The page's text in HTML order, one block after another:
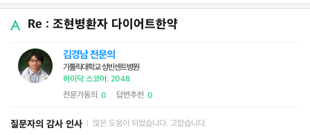
Re : 조현병환자 다이어트한약
김경남 전문의
가톨릭대학교 성빈센트병원
하이닥 스코어: 2048
전문가동의 0 답변추천 0
질문자의 감사 인사 많은 도움이 되었습니다. 고맙습니다.